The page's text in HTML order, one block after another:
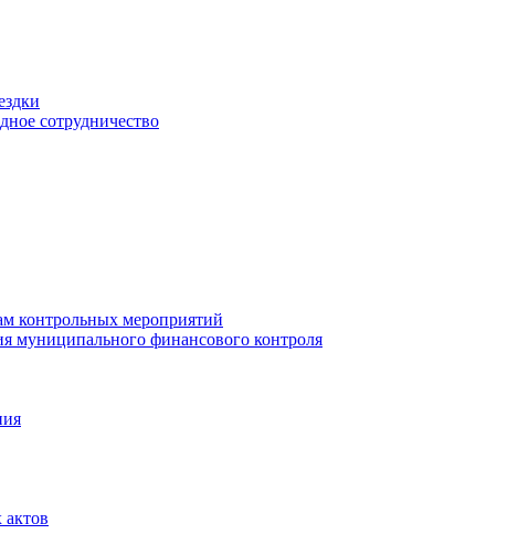
сотрудничество
контрольных мероприятий
муниципального финансового контроля